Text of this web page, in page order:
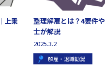
上乗
整理解雇とは？4要件
士が解説
2025.3.2
解雇・退職勧奨